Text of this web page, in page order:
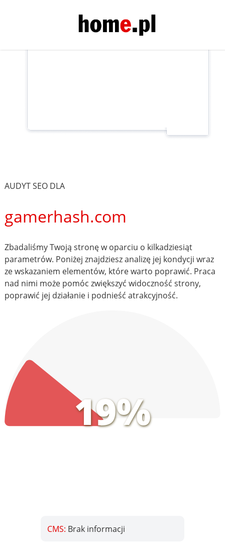
AUDYT SEO DLA
gamerhash.com
Zbadaliśmy Twoją stronę w oparciu o kilkadziesiąt
parametrów. Poniżej znajdziesz analizę jej kondycji wraz
ze wskazaniem elementów, które warto poprawić. Praca
nad nimi może pomóc zwiększyć widoczność strony,
poprawić jej działanie i podnieść atrakcyjność.
19%
CMS: Brak informacji